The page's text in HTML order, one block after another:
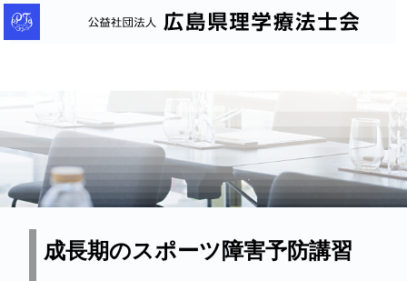
公
益
人
島
成長期のスポーツ障害予防講習